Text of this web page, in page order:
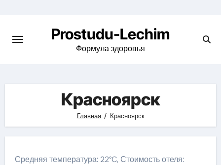
содержимому
Prostudu-Lechim
Формула здоровья
Красноярск
Главная Красноярск
Средняя температура: 22°C, Стоимость отеля: